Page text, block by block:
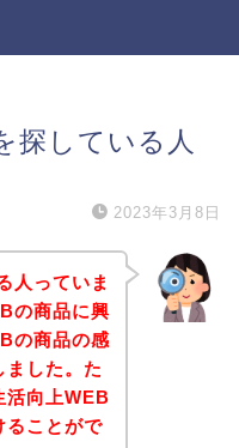
探している人
2023年3月8日
人っていま
の商品に興
の商品の感
ました。た
活向上WEB
ることがで